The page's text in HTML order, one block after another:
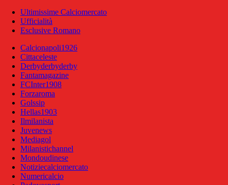
Ultimissime Calciomercato
Ufficialità
Esclusive Romano
Calcionapoli1926
Cittaceleste
Derbyderbyderby
Fantamagazine
FCInter1908
Forzaroma
Golssip
Hellas1903
Ilmilanista
Juvenews
Mediagol
Milanistichannel
Mondoudinese
Notiziecalciomercato
Numericalcio